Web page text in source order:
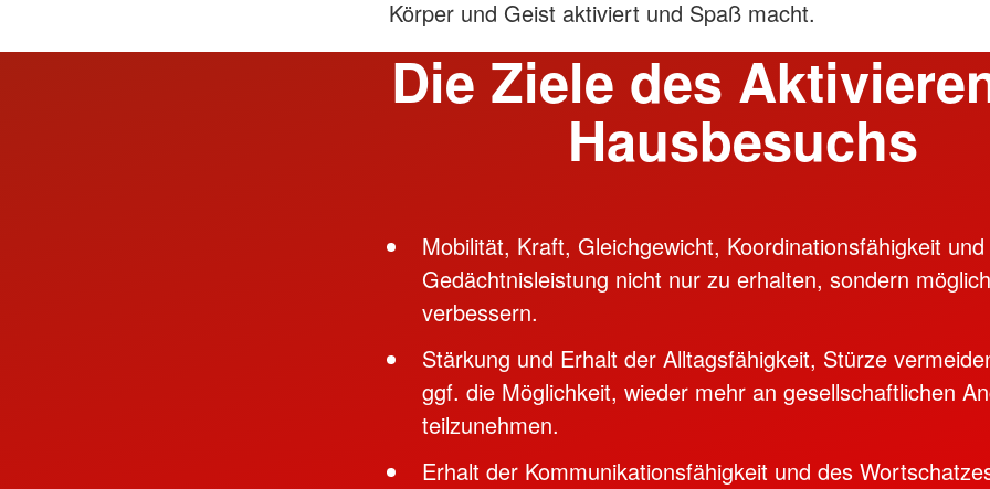
Körper und Geist aktiviert und Spaß macht.
Die Ziele des
Hausbesuchs
Mobilität, Kraft, Gleichgewicht, Koordinationsfähigkeit und
Gedächtnisleistung nicht nur zu erhalten, sondern
verbessern.
Stärkung und Erhalt der Alltagsfähigkeit, Stürze
ggf. die Möglichkeit, wieder mehr an gesellschaftlichen
teilzunehmen.
Erhalt der Kommunikationsfähigkeit und des